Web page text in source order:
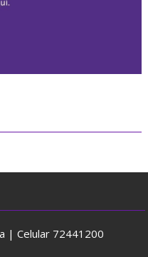
| Celular 72441200